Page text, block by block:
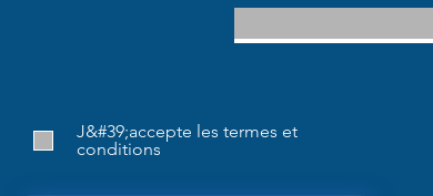
J&#39;accepte les termes et
conditions